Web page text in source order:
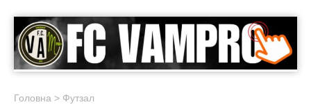
Головна > Футзал